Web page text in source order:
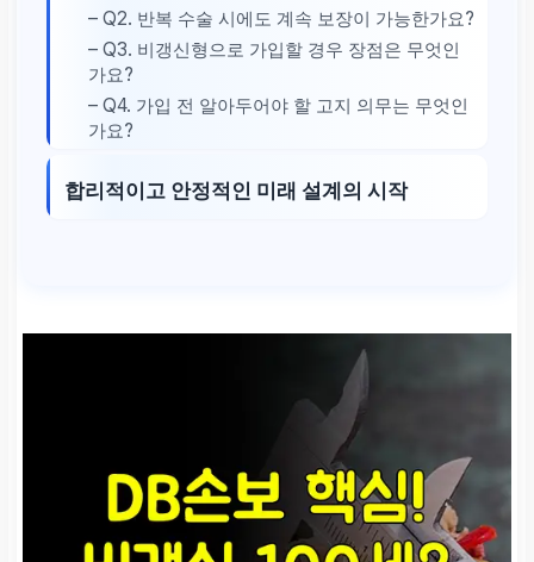
– Q2. 반복 수술 시에도 계속 보장이 가능한가요?
– Q3. 비갱신형으로 가입할 경우 장점은 무엇인
가요?
– Q4. 가입 전 알아두어야 할 고지 의무는 무엇인
가요?
합리적이고 안정적인 미래 설계의 시작